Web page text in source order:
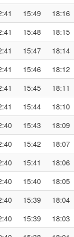
15:49 18:16
15:48 18:15
15:47 18:14
15:46 18:12
15:45 18:11
15:44 18:10
15:43 18:09
15:42 18:07
15:41 18:06
15:40 18:05
15:39 18:04
15:39 18:03